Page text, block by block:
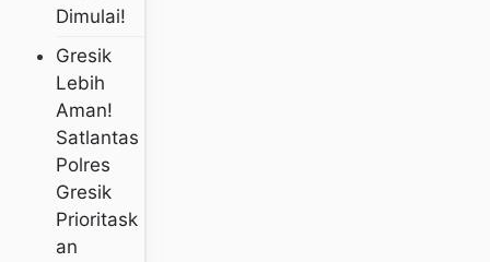
Dimulai!
Gresik
Lebih
Aman!
Satlantas
Polres
Gresik
Prioritask
An